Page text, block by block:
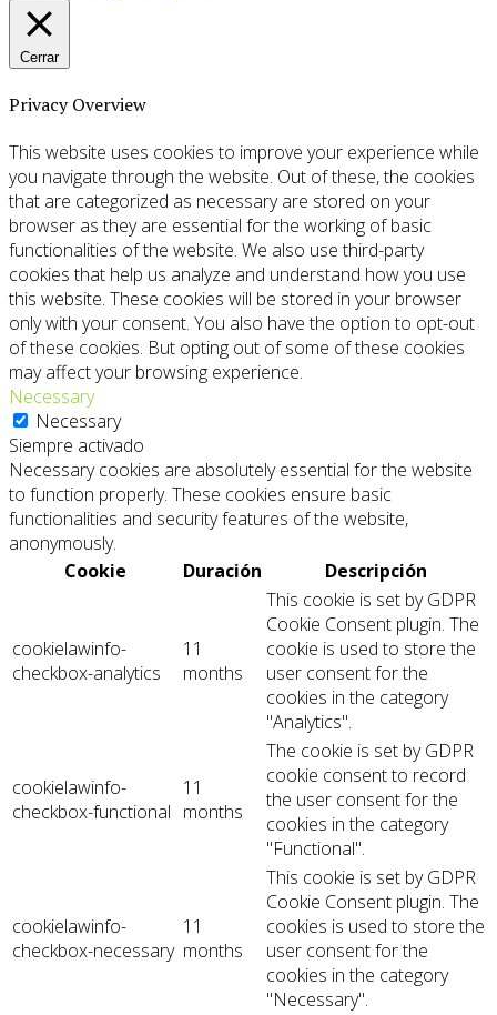
Cerrar
Privacy Overview
This website uses cookies to improve your experience while
you navigate through the website. Out of these, the cookies
that are categorized as necessary are stored on your
browser as they are essential for the working of basic
functionalities of the website. We also use third-party
cookies that help us analyze and understand how you use
this website. These cookies will be stored in your browser
only with your consent. You also have the option to opt-out
of these cookies. But opting out of some of these cookies
may affect your browsing experience.
Necessary
Necessary
Siempre activado
Necessary cookies are absolutely essential for the website
to function properly. These cookies ensure basic
functionalities and security features of the website,
anonymously.
Cookie
Duración Descripción
cookielawinfo-
checkbox-analytics
11
months
This cookie is set by GDPR
Cookie Consent plugin. The
cookie is used to store the
user consent for the
cookies in the category
"Analytics".
cookielawinfo-
checkbox-functional
11
months
The cookie is set by GDPR
cookie consent to record
the user consent for the
cookies in the category
"Functional".
cookielawinfo-
checkbox-necessary
11
months
This cookie is set by GDPR
Cookie Consent plugin. The
cookies is used to store the
user consent for the
cookies in the category
"Necessary".